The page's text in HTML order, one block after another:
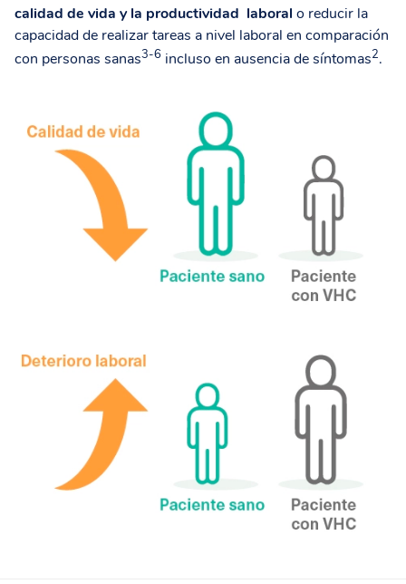
calidad de vida y la productividad laboral o reducir la
capacidad de realizar tareas a nivel laboral en comparación
con personas sanas3-6 incluso en ausencia de síntomas2.